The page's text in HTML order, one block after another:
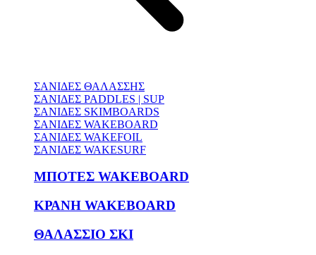
ΣΑΝΙΔΕΣ ΘΑΛΑΣΣΗΣ
ΣΑΝΙΔΕΣ PADDLES | SUP
ΣΑΝΙΔΕΣ SKIMBOARDS
ΣΑΝΙΔΕΣ WAKEBOARD
ΣΑΝΙΔΕΣ WAKEFOIL
ΣΑΝΙΔΕΣ WAKESURF
ΜΠΟΤΕΣ WAKEBOARD
ΚΡΑΝΗ WAKEBOARD
ΘΑΛΑΣΣΙΟ ΣΚΙ